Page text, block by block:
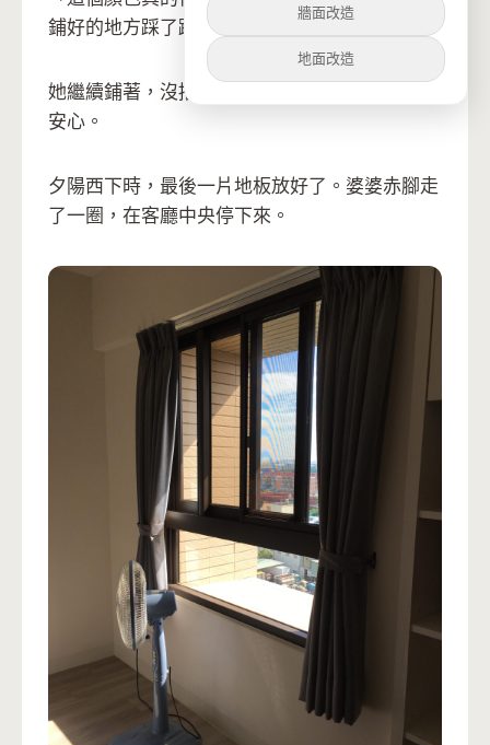
鋪好的地方踩了踩，「腳感也不錯。」
她繼續鋪著，沒抬頭。但聽得出來婆婆聲音裡的
安心。
夕陽西下時，最後一片地板放好了。婆婆赤腳走
了一圈，在客廳中央停下來。
牆面改造
地面改造